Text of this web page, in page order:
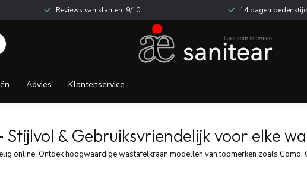
Reviews van klanten: 9/10 14 dagen bedenktijd
Advies Klantenservice
& Gebruiksvriendelijk voor elke
online. Ontdek hoogwaardige wastafelkraan modellen van topmerken zoals Como,